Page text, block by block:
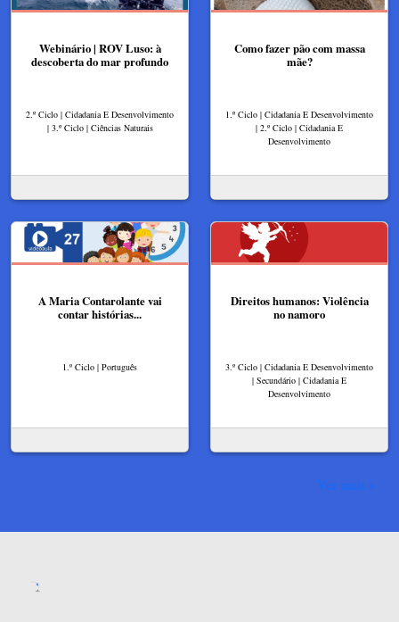
Webinário | ROV Luso: à
descoberta do mar profundo
2.º Ciclo | Cidadania E Desenvolvimento
| 3.º Ciclo | Ciências Naturais
Como fazer pão com massa
mãe?
1.º Ciclo | Cidadania E Desenvolvimento
| 2.º Ciclo | Cidadania E
Desenvolvimento
A Maria Contarolante vai
contar histórias...
1.º Ciclo | Português
Direitos humanos: Violência
no namoro
3.º Ciclo | Cidadania E Desenvolvimento
| Secundário | Cidadania E
Desenvolvimento
Ver mais